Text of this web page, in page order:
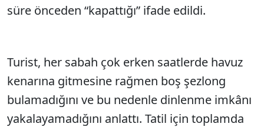
süre önceden “kapattığı” ifade edildi.
Turist, her sabah çok erken saatlerde havuz
kenarına gitmesine rağmen boş şezlong
bulamadığını ve bu nedenle dinlenme imkânı
yakalayamadığını anlattı. Tatil için toplamda